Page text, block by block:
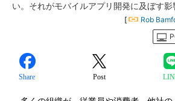
い。それがモバイルアプリ開発に及ぼす影
[ Rob
Share Post